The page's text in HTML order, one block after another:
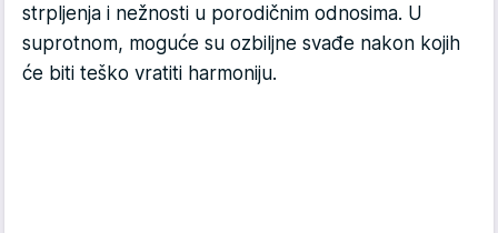
strpljenja i nežnosti u porodičnim odnosima. U
suprotnom, moguće su ozbiljne svađe nakon kojih
će biti teško vratiti harmoniju.